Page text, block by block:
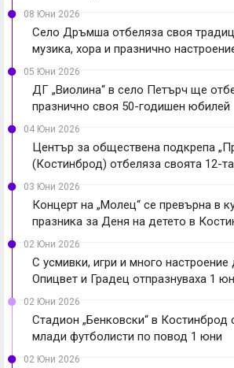
08 Юни 2026
Село Дръмша отбеляза своя
музика, хора и празнично
05 Юни 2026
ДГ „Виолина“ в село Петърч ще
празнично своя 50-годишен юбилей
04 Юни 2026
Център за обществена подкрепа
(Костинброд) отбеляза своята 12-
03 Юни 2026
Концерт на „Молец“ се превърна в
празника за Деня на детето в
02 Юни 2026
С усмивки, игри и много настроение
Опицвет и Градец отпразнуваха 1
02 Юни 2026
Стадион „Бенковски“ в Костинброд
млади футболисти по повод 1 юни
02 Юни 2026